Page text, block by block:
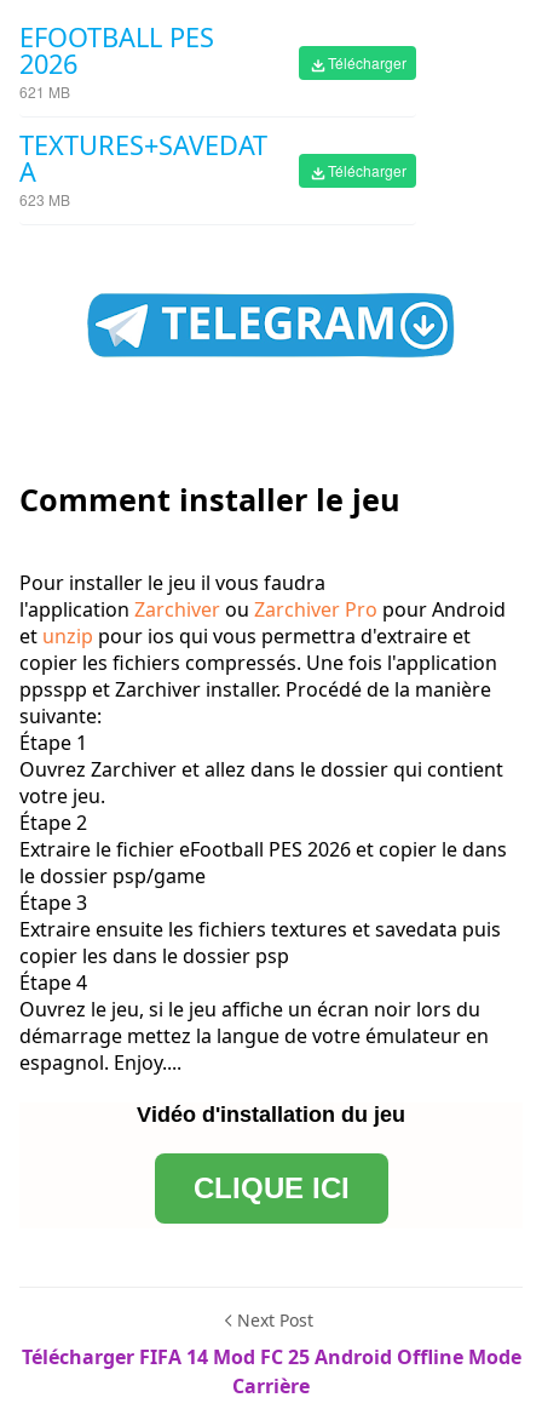
EFOOTBALL PES
2026
621 MB
Télécharger
TEXTURES+SAVEDAT
A
623 MB
Télécharger
Comment installer le jeu
Pour installer le jeu il vous faudra
l'application Zarchiverou Zarchiver Pro pour Android
et unzip pour ios qui vous permettra d'extraire et
copier les fichiers compressés. Une fois l'application
ppsspp et Zarchiver installer. Procédé de la manière
suivante:
Étape 1
Ouvrez Zarchiver et allez dans le dossier qui contient
votre jeu.
Étape 2
Extraire le fichier eFootball PES 2026 et copier le dans
le dossier psp/game
Étape 3
Extraire ensuite les fichiers textures et savedata puis
copier les dans le dossier psp
Étape 4
Ouvrez le jeu, si le jeu affiche un écran noir lors du
démarrage mettez la langue de votre émulateur en
espagnol. Enjoy....
Vidéo d'installation du jeu
CLIQUE ICI
Next Post
Télécharger FIFA 14 Mod FC 25 Android Offline Mode
Carrière